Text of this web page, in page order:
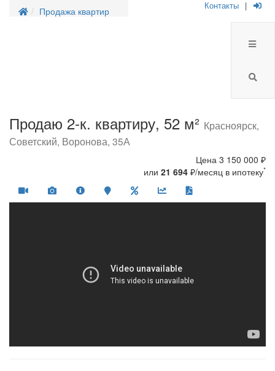
Продажа квартир Контакты |
Продаю 2-к. квартиру, 52 м² Красноярск,
Советский, Воронова, 35А
Цена 3 150 000 ₽
или 21 694 ₽/месяц в ипотеку*